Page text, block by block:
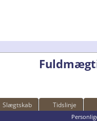
Slægtskab Tidslinje